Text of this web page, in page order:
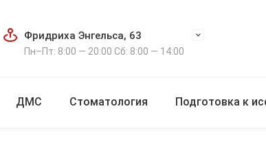
Фридриха Энгельса, 63
Пн–Пт: 8:00 — 20:00 Сб: 8:00 — 14:00
ДМС Стоматология Подготовка к